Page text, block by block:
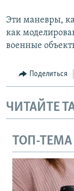
Эти маневры,
как
военные
Поделиться
ЧИТАЙТЕ
ТОП-ТЕМА